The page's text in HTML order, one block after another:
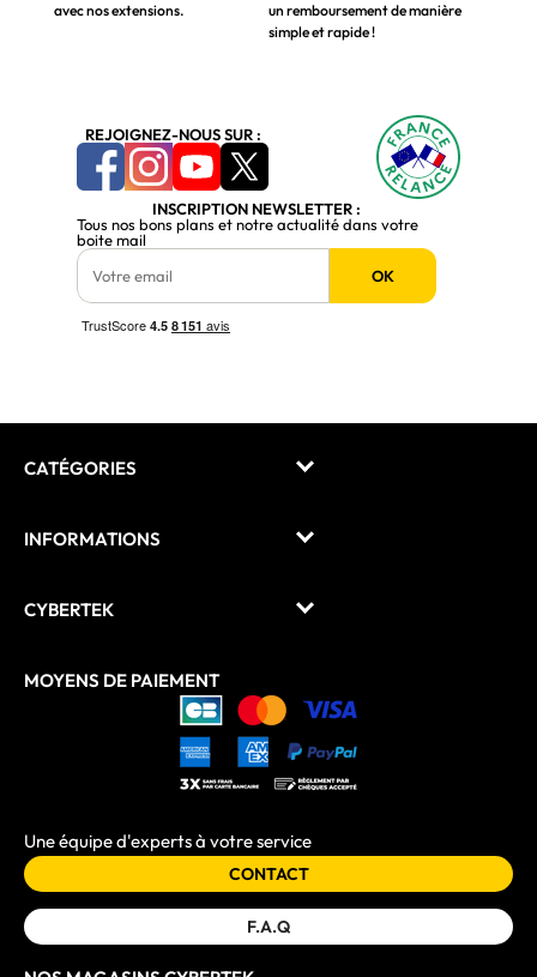
avec nos extensions.
un remboursement de manière
simple et rapide !
REJOIGNEZ-NOUS SUR :
INSCRIPTION NEWSLETTER :
Tous nos bons plans et notre actualité dans votre
boite mail
OK
CATÉGORIES
INFORMATIONS
CYBERTEK
MOYENS DE PAIEMENT
Une équipe d'experts à votre service
CONTACT
F.A.Q